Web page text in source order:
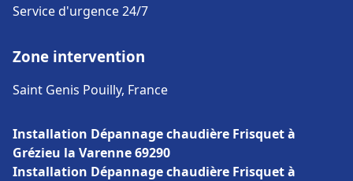
Service d'urgence 24/7
Zone intervention
Saint Genis Pouilly, France
Installation Dépannage chaudière Frisquet à
Grézieu la Varenne 69290
Installation Dépannage chaudière Frisquet à